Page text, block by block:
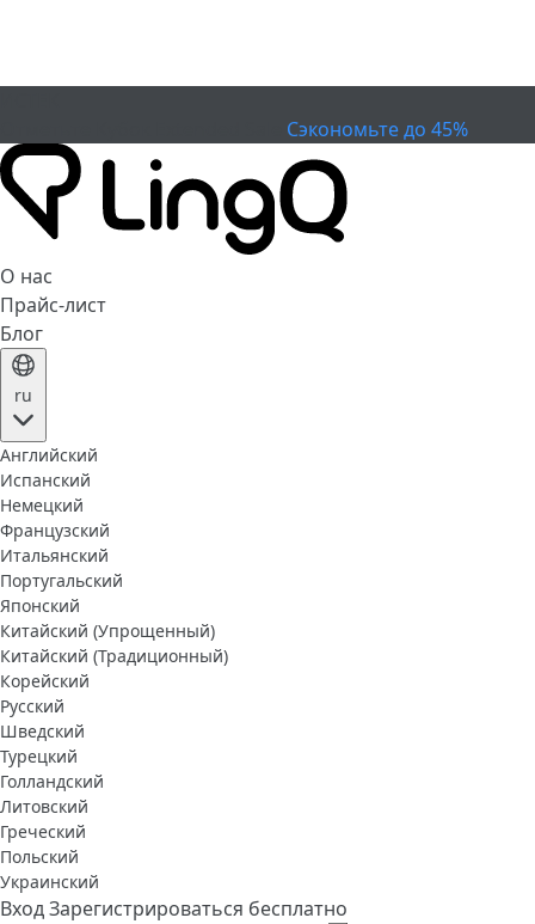
Сэкономьте до 45%
О нас
Прайс-лист
Блог
ru
Английский
Испанский
Немецкий
Французский
Итальянский
Португальский
Японский
Китайский (Упрощенный)
Китайский (Традиционный)
Корейский
Русский
Шведский
Турецкий
Голландский
Литовский
Греческий
Польский
Украинский
ВходЗарегистрироваться бесплатно